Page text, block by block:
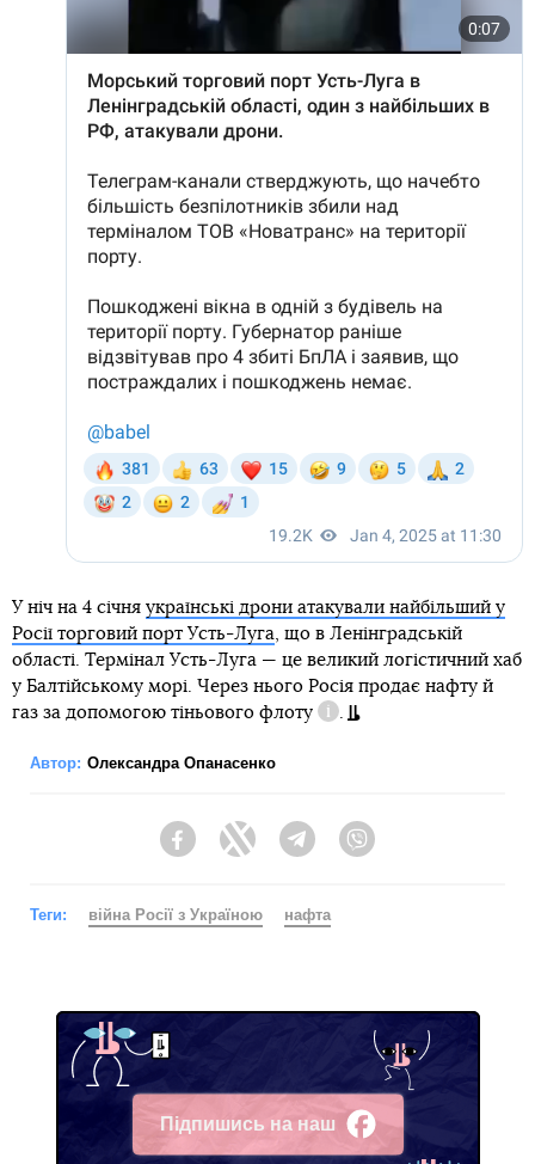
У ніч на 4 січня українські дрони атакували найбільший у
Росії торговий порт Усть-Луга, що в Ленінградській
області. Термінал Усть-Луга — це великий логістичний хаб
у Балтійському морі. Через нього Росія продає нафту й
газ за допомогою тіньового флоту
Довідка
.
Автор: Олександра Опанасенко
FacebookTwitter Telegram
Теги: війна Росії з Україною нафта
Підпишись на наш
Facebook